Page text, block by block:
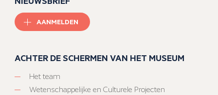
AANMELDEN
ACHTER DE SCHERMEN VAN HET MUSEUM
Het team
Wetenschappelijke en Culturele Projecten